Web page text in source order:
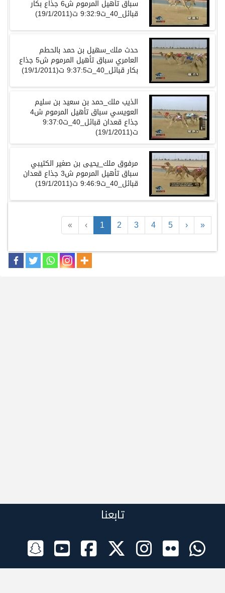
« ‹ 1 2 3 4 5 › »
سباق تأهيل المرموم ش6 جذاع بكار
قبائل_40_ت9:32:9 ت(19/1/2011)
حدث ملك_سهيل بن حمد بالحطم
العامري سباق تأهيل المرموم ش5 جذاع
بكار قبائل_40_ت9:37:5 ت(19/1/2011)
الذيب ملك_حمد بن سعيد بن سليم
العويسي سباق تأهيل المرموم ش4
جذاع قعدان قبائل_40_ت9:37:0
ت(19/1/2011)
مرفوق ملك_يحيى بن صغير الكتيبي
سباق تأهيل المرموم ش3 جذاع قعدان
قبائل_40_ت9:46:9 ت(19/1/2011)
تابعنا